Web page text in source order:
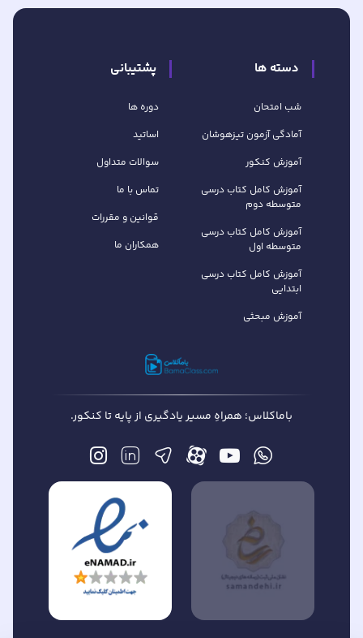
دسته ها
شب امتحان
آمادگی آزمون تیزهوشان
آموزش کنکور
آموزش کامل کتاب‌ درسی
متوسطه دوم
آموزش کامل کتاب‌ درسی
متوسطه اول
آموزش کامل کتاب درسی
ابتدایی
آموزش مبحثی
پشتیبانی
دوره ها
اساتید
سوالات متداول
تماس با ما
قوانین و مقررات
همکاران ما
باماکلاس؛ همراهِ مسیر یادگیری از پایه تا کنکور.